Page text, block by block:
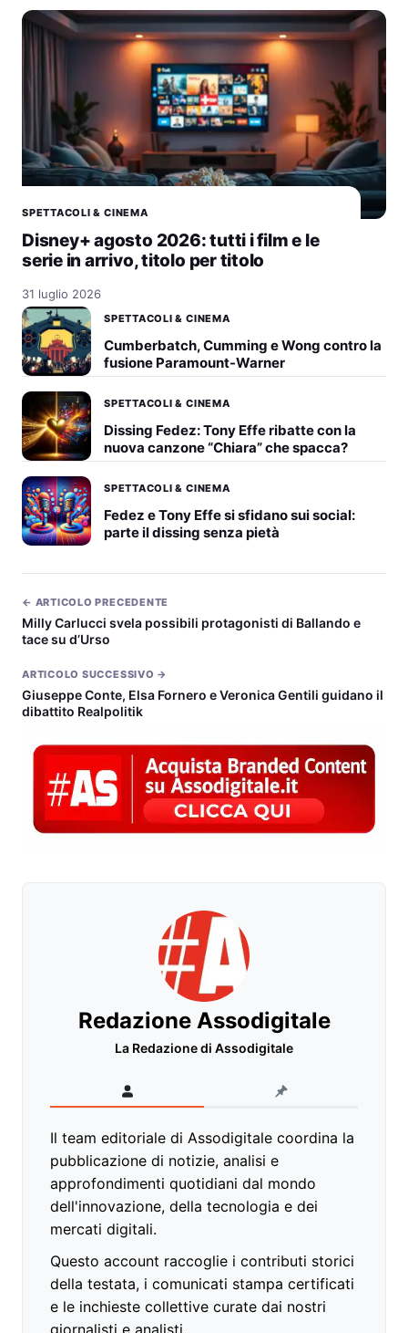
SPETTACOLI & CINEMA
Disney+ agosto 2026: tutti i film e le
serie in arrivo, titolo per titolo
31 luglio 2026
SPETTACOLI & CINEMA
Cumberbatch, Cumming e Wong contro la
fusione Paramount-Warner
SPETTACOLI & CINEMA
Dissing Fedez: Tony Effe ribatte con la
nuova canzone “Chiara” che spacca?
SPETTACOLI & CINEMA
Fedez e Tony Effe si sfidano sui social:
parte il dissing senza pietà
← ARTICOLO PRECEDENTE
Milly Carlucci svela possibili protagonisti di Ballando e
tace su d’Urso
ARTICOLO SUCCESSIVO →
Giuseppe Conte, Elsa Fornero e Veronica Gentili guidano il
dibattito Realpolitik
Redazione Assodigitale
La Redazione di Assodigitale
Il team editoriale di Assodigitale coordina la
pubblicazione di notizie, analisi e
approfondimenti quotidiani dal mondo
dell'innovazione, della tecnologia e dei
mercati digitali.
Questo account raccoglie i contributi storici
della testata, i comunicati stampa certificati
e le inchieste collettive curate dai nostri
giornalisti e analisti.